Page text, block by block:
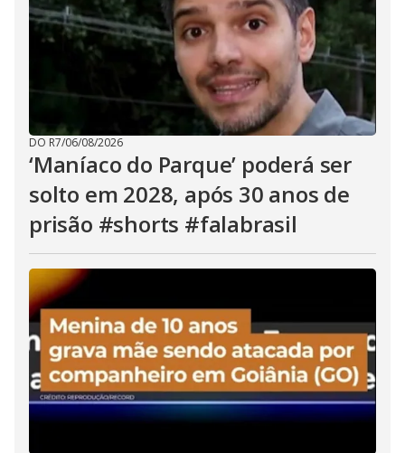
DO R7/06/08/2026
‘Maníaco do Parque’ poderá ser
solto em 2028, após 30 anos de
prisão #shorts #falabrasil